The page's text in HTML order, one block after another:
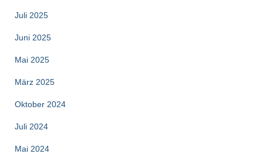
Juli 2025
Juni 2025
Mai 2025
März 2025
Oktober 2024
Juli 2024
Mai 2024